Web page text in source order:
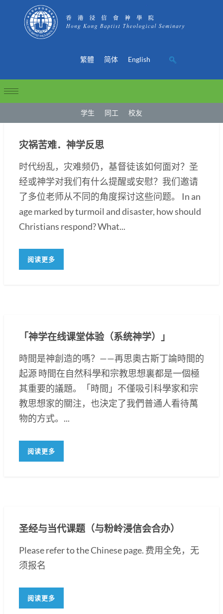
繁體 简体 English
学生 同工 校友
灾祸苦难．神学反思
时代纷乱，灾难频仍，基督徒该如何面对？圣
经或神学对我们有什么提醒或安慰？我们邀请
了多位老师从不同的角度探讨这些问题。 In an
age marked by turmoil and disaster, how should
Christians respond? What...
阅读更多
「神学在线课堂体验（系统神学）」
時間是神創造的嗎？——再思奧古斯丁論時間的
起源 時間在自然科學和宗教思想裏都是一個極
其重要的議題。「時間」不僅吸引科學家和宗
教思想家的關注，也決定了我們普通人看待萬
物的方式。...
阅读更多
圣经与当代课题（与粉岭浸信会合办）
Please refer to the Chinese page. 费用全免，无
须报名
阅读更多